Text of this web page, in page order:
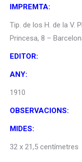
IMPREMTA:
Tip. de los H. de la V.
Princesa, 8 –
EDITOR:
ANY:
1910
OBSERVACIONS:
MIDES:
32 x 21,5 centímetres